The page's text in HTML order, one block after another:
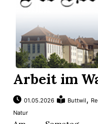
Arbeit im
01.05.2026 Buttwil,
Natur